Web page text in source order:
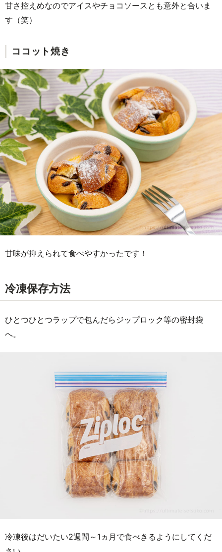
甘さ控えめなのでアイスやチョコソースとも意外と合いま
す（笑）
ココット焼き
甘味が抑えられて食べやすかったです！
冷凍保存方法
ひとつひとつラップで包んだらジップロック等の密封袋
へ。
冷凍後はだいたい2週間～1ヵ月で食べきるようにしてくだ